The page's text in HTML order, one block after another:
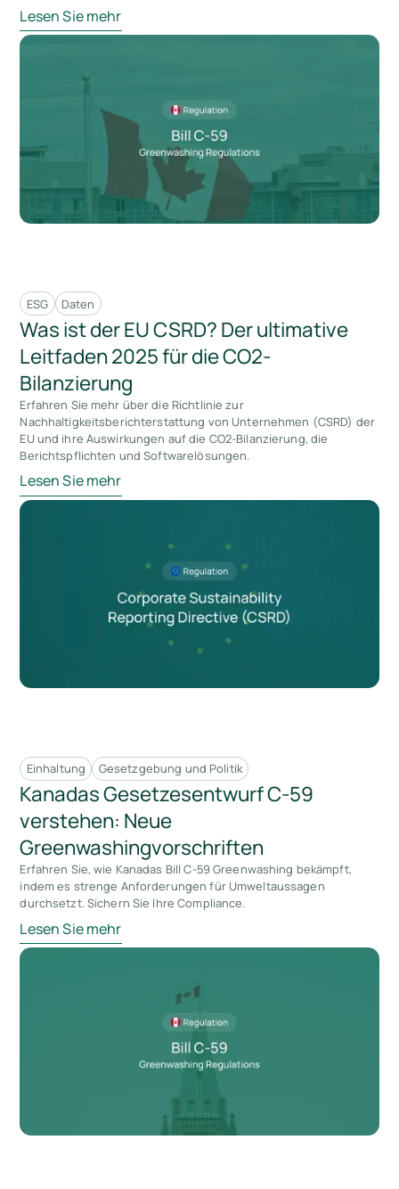
Lesen Sie mehr
ESG Daten
Was ist der EU CSRD? Der ultimative
Leitfaden 2025 für die CO2-
Bilanzierung
Erfahren Sie mehr über die Richtlinie zur
Nachhaltigkeitsberichterstattung von Unternehmen (CSRD) der
EU und ihre Auswirkungen auf die CO2-Bilanzierung, die
Berichtspflichten und Softwarelösungen.
Lesen Sie mehr
Einhaltung Gesetzgebung und Politik
Kanadas Gesetzesentwurf C-59
verstehen: Neue
Greenwashingvorschriften
Erfahren Sie, wie Kanadas Bill C-59 Greenwashing bekämpft,
indem es strenge Anforderungen für Umweltaussagen
durchsetzt. Sichern Sie Ihre Compliance.
Lesen Sie mehr